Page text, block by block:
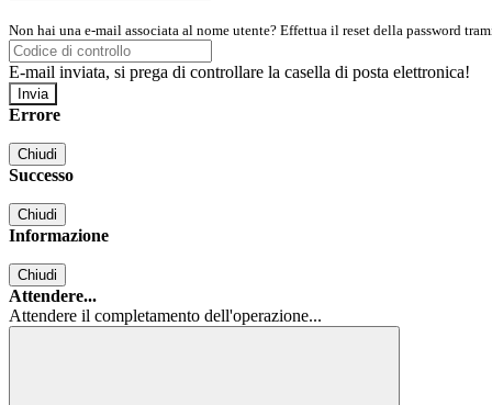
Non hai una e-mail associata al nome utente? Effettua il reset della password
E-mail inviata, si prega di controllare la casella di posta elettronica!
Errore
Chiudi
Successo
Chiudi
Informazione
Chiudi
Attendere...
Attendere il completamento dell'operazione...